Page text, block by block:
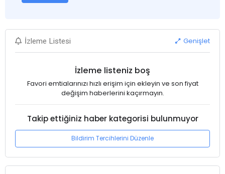
İzleme Listesi Genişlet
İzleme listeniz boş
Favori emtialarınızı hızlı erişim için ekleyin ve son fiyat
değişim haberlerini kaçırmayın.
Takip ettiğiniz haber kategorisi bulunmuyor
Bildirim Tercihlerini Düzenle